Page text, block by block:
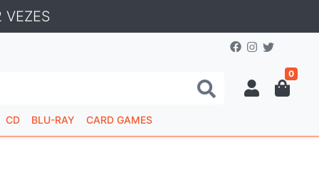
VEZES
0
CD BLU-RAY CARD GAMES